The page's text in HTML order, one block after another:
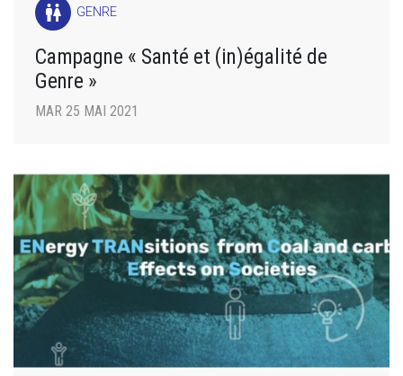
wc GENRE
Campagne « Santé et (in)égalité de
Genre »
MAR 25 MAI 2021